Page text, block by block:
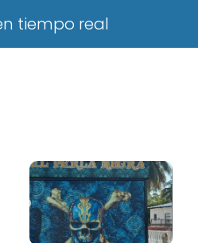
tiempo real